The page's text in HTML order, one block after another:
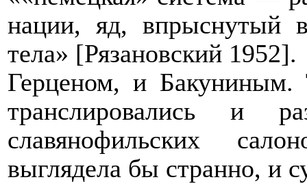
нации, яд, впрыснутый
тела» [Рязановский 1952].
Герценом, и
транслировались и
славянофильских
выглядела бы странно, и